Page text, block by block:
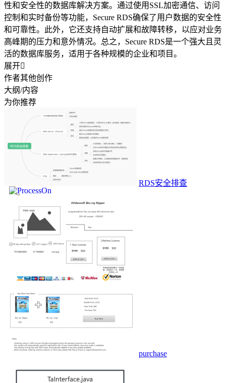
性和安全性的数据库解决方案。通过使用SSL加密通信、访问
控制和实时备份等功能，Secure RDS确保了用户数据的安全性
和可靠性。此外，它还支持自动扩展和故障转移，以应对业务
高峰期的压力和意外情况。总之，Secure RDS是一个强大且灵
活的数据库服务，适用于各种规模的企业和项目。
展开
作者其他创作
大纲/内容
为你推荐
RDS安全排查
purchase